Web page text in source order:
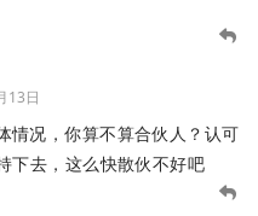
13日
情况，你算不算合伙人？认可
下去，这么快散伙不好吧